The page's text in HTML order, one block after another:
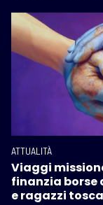
ATTUALITÀ
Viaggi
finanzia borse
e ragazzi